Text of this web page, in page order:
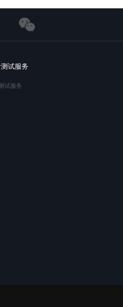
试服务
试服务